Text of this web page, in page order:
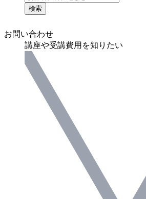
検索
お問い合わせ
講座や受講費用を知りたい